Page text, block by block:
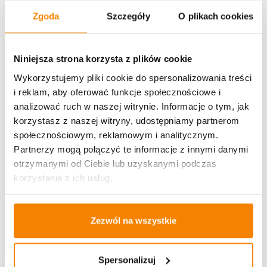
Zgoda Szczegóły O plikach cookies
Niniejsza strona korzysta z plików cookie
Wykorzystujemy pliki cookie do spersonalizowania treści
i reklam, aby oferować funkcje społecznościowe i
analizować ruch w naszej witrynie. Informacje o tym, jak
korzystasz z naszej witryny, udostępniamy partnerom
społecznościowym, reklamowym i analitycznym.
Partnerzy mogą połączyć te informacje z innymi danymi
otrzymanymi od Ciebie lub uzyskanymi podczas
korzystania z ich usług.
Zezwól na wszystkie
Spersonalizuj
Potrzebujesz większą ilość? Zapraszamy do naszej
hurtowniiPrzejdź do hurtowni B2B
Metody płatności
Opinie klientów